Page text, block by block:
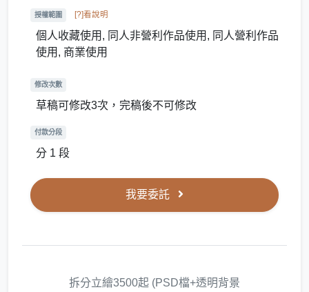
授權範圍 [?]看說明
個人收藏使用, 同人非營利作品使用, 同人營利作品
使用, 商業使用
修改次數
草稿可修改3次，完稿後不可修改
付款分段
分 1 段
我要委託
拆分立繪3500起 (PSD檔+透明背景